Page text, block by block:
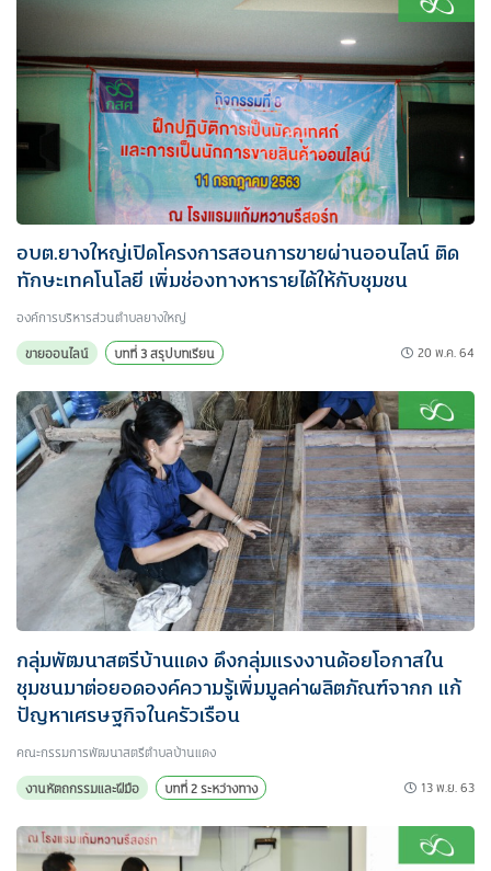
อบต.ยางใหญ่เปิดโครงการสอนการขายผ่านออนไลน์ ติด
ทักษะเทคโนโลยี เพิ่มช่องทางหารายได้ให้กับชุมชน
องค์การบริหารส่วนตำบลยางใหญ่
ขายออนไลน์
บทที่ 3 สรุปบทเรียน 20 พ.ค. 64
กลุ่มพัฒนาสตรีบ้านแดง ดึงกลุ่มแรงงานด้อยโอกาสใน
ชุมชนมาต่อยอดองค์ความรู้เพิ่มมูลค่าผลิตภัณฑ์จากก แก้
ปัญหาเศรษฐกิจในครัวเรือน
คณะกรรมการพัฒนาสตรีตำบลบ้านแดง
งานหัตถกรรมและฝีมือ
บทที่ 2 ระหว่างทาง 13 พ.ย. 63